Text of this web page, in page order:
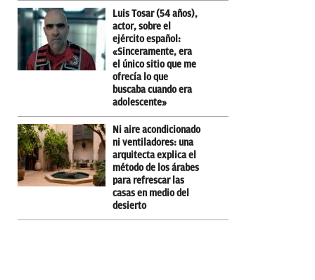
Luis Tosar (54 años),
actor, sobre el
ejército español:
«Sinceramente, era
el único sitio que me
ofrecía lo que
buscaba cuando era
adolescente»
Ni aire acondicionado
ni ventiladores: una
arquitecta explica el
método de los árabes
para refrescar las
casas en medio del
desierto